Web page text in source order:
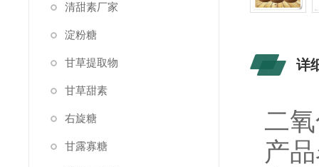
清甜素厂家
淀粉糖
甘草提取物
甘草甜素
右旋糖
甘露寡糖
详
二
产